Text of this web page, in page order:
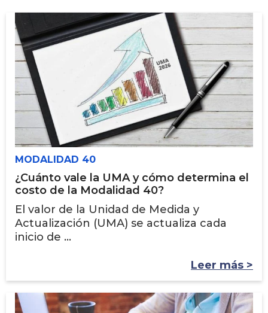
MODALIDAD 40
¿Cuánto vale la UMA y cómo determina el
costo de la Modalidad 40?
El valor de la Unidad de Medida y
Actualización (UMA) se actualiza cada
inicio de ...
Leer más >